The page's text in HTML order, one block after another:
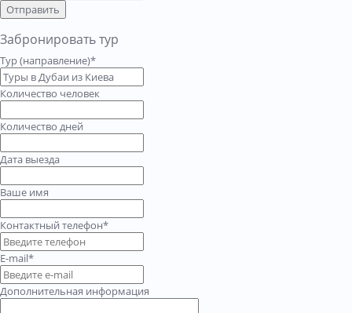
Отправить
Забронировать тур
Тур (направление)*
Количество человек
Количество дней
Дата выезда
Ваше имя
Контактный телефон*
E-mail*
Дополнительная информация